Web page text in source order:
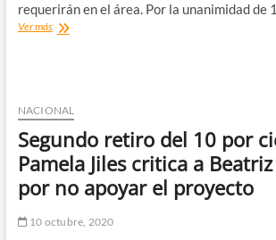
requerirán en el área. Por la unanimidad de
Ver másSolicitan
de
Recuperación
en
Salud
post
Covid-
NACIONAL
Segundo retiro del 10 por
Pamela Jiles critica a
por no apoyar el proyecto
10 octubre, 2020